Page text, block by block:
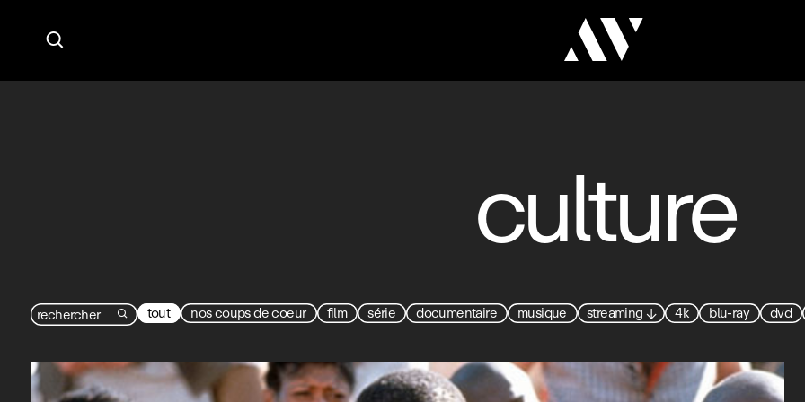

culture
 tout nos coups de coeur film série documentaire musique streaming↓ 4k blu-ray dvd